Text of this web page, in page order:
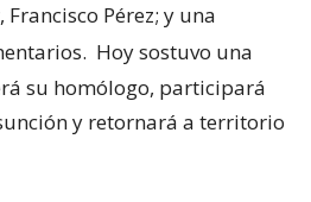
Pérez; y una
Hoy sostuvo una
su homólogo, participará
y retornará a territorio